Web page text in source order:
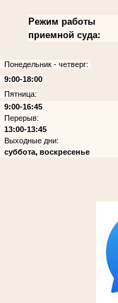
Режим работы
приемной суда:
Понедельник - четверг:
9:00-18:00
Пятница:
9:00-16:45
Перерыв:
13:00-13:45
Выходные дни:
суббота, воскресенье